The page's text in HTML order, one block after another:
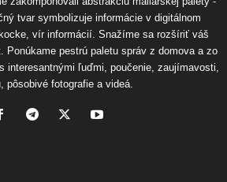
tvar symbolizuje informácie v digitálnom
vír informácií. Snažíme sa rozšíriť váš
Ponúkame pestrú paletu správ z domova a zo
interesantnými ľuďmi, poučenie, zaujímavosti,
pôsobivé fotografie a videá.